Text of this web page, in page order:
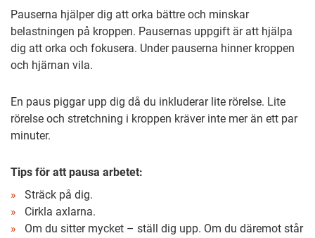
Pauserna hjälper dig att orka bättre och minskar
belastningen på kroppen. Pausernas uppgift är att hjälpa
dig att orka och fokusera. Under pauserna hinner kroppen
och hjärnan vila.
En paus piggar upp dig då du inkluderar lite rörelse. Lite
rörelse och stretchning i kroppen kräver inte mer än ett par
minuter.
Tips för att pausa arbetet:
Sträck på dig.
Cirkla axlarna.
Om du sitter mycket – ställ dig upp. Om du däremot står